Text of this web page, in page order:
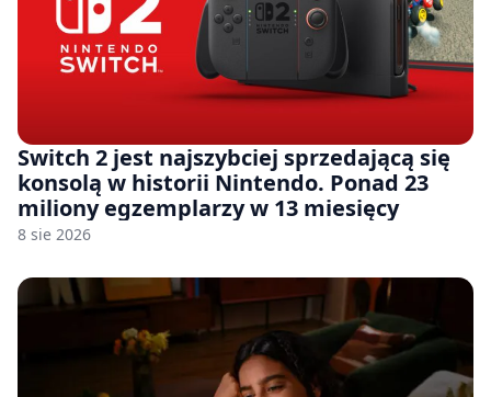
Switch 2 jest najszybciej sprzedającą się
konsolą w historii Nintendo. Ponad 23
miliony egzemplarzy w 13 miesięcy
8 sie 2026